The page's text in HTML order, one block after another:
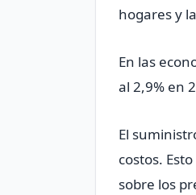
hogares y
En las
al 2,9% en
El
costos.
sobre los